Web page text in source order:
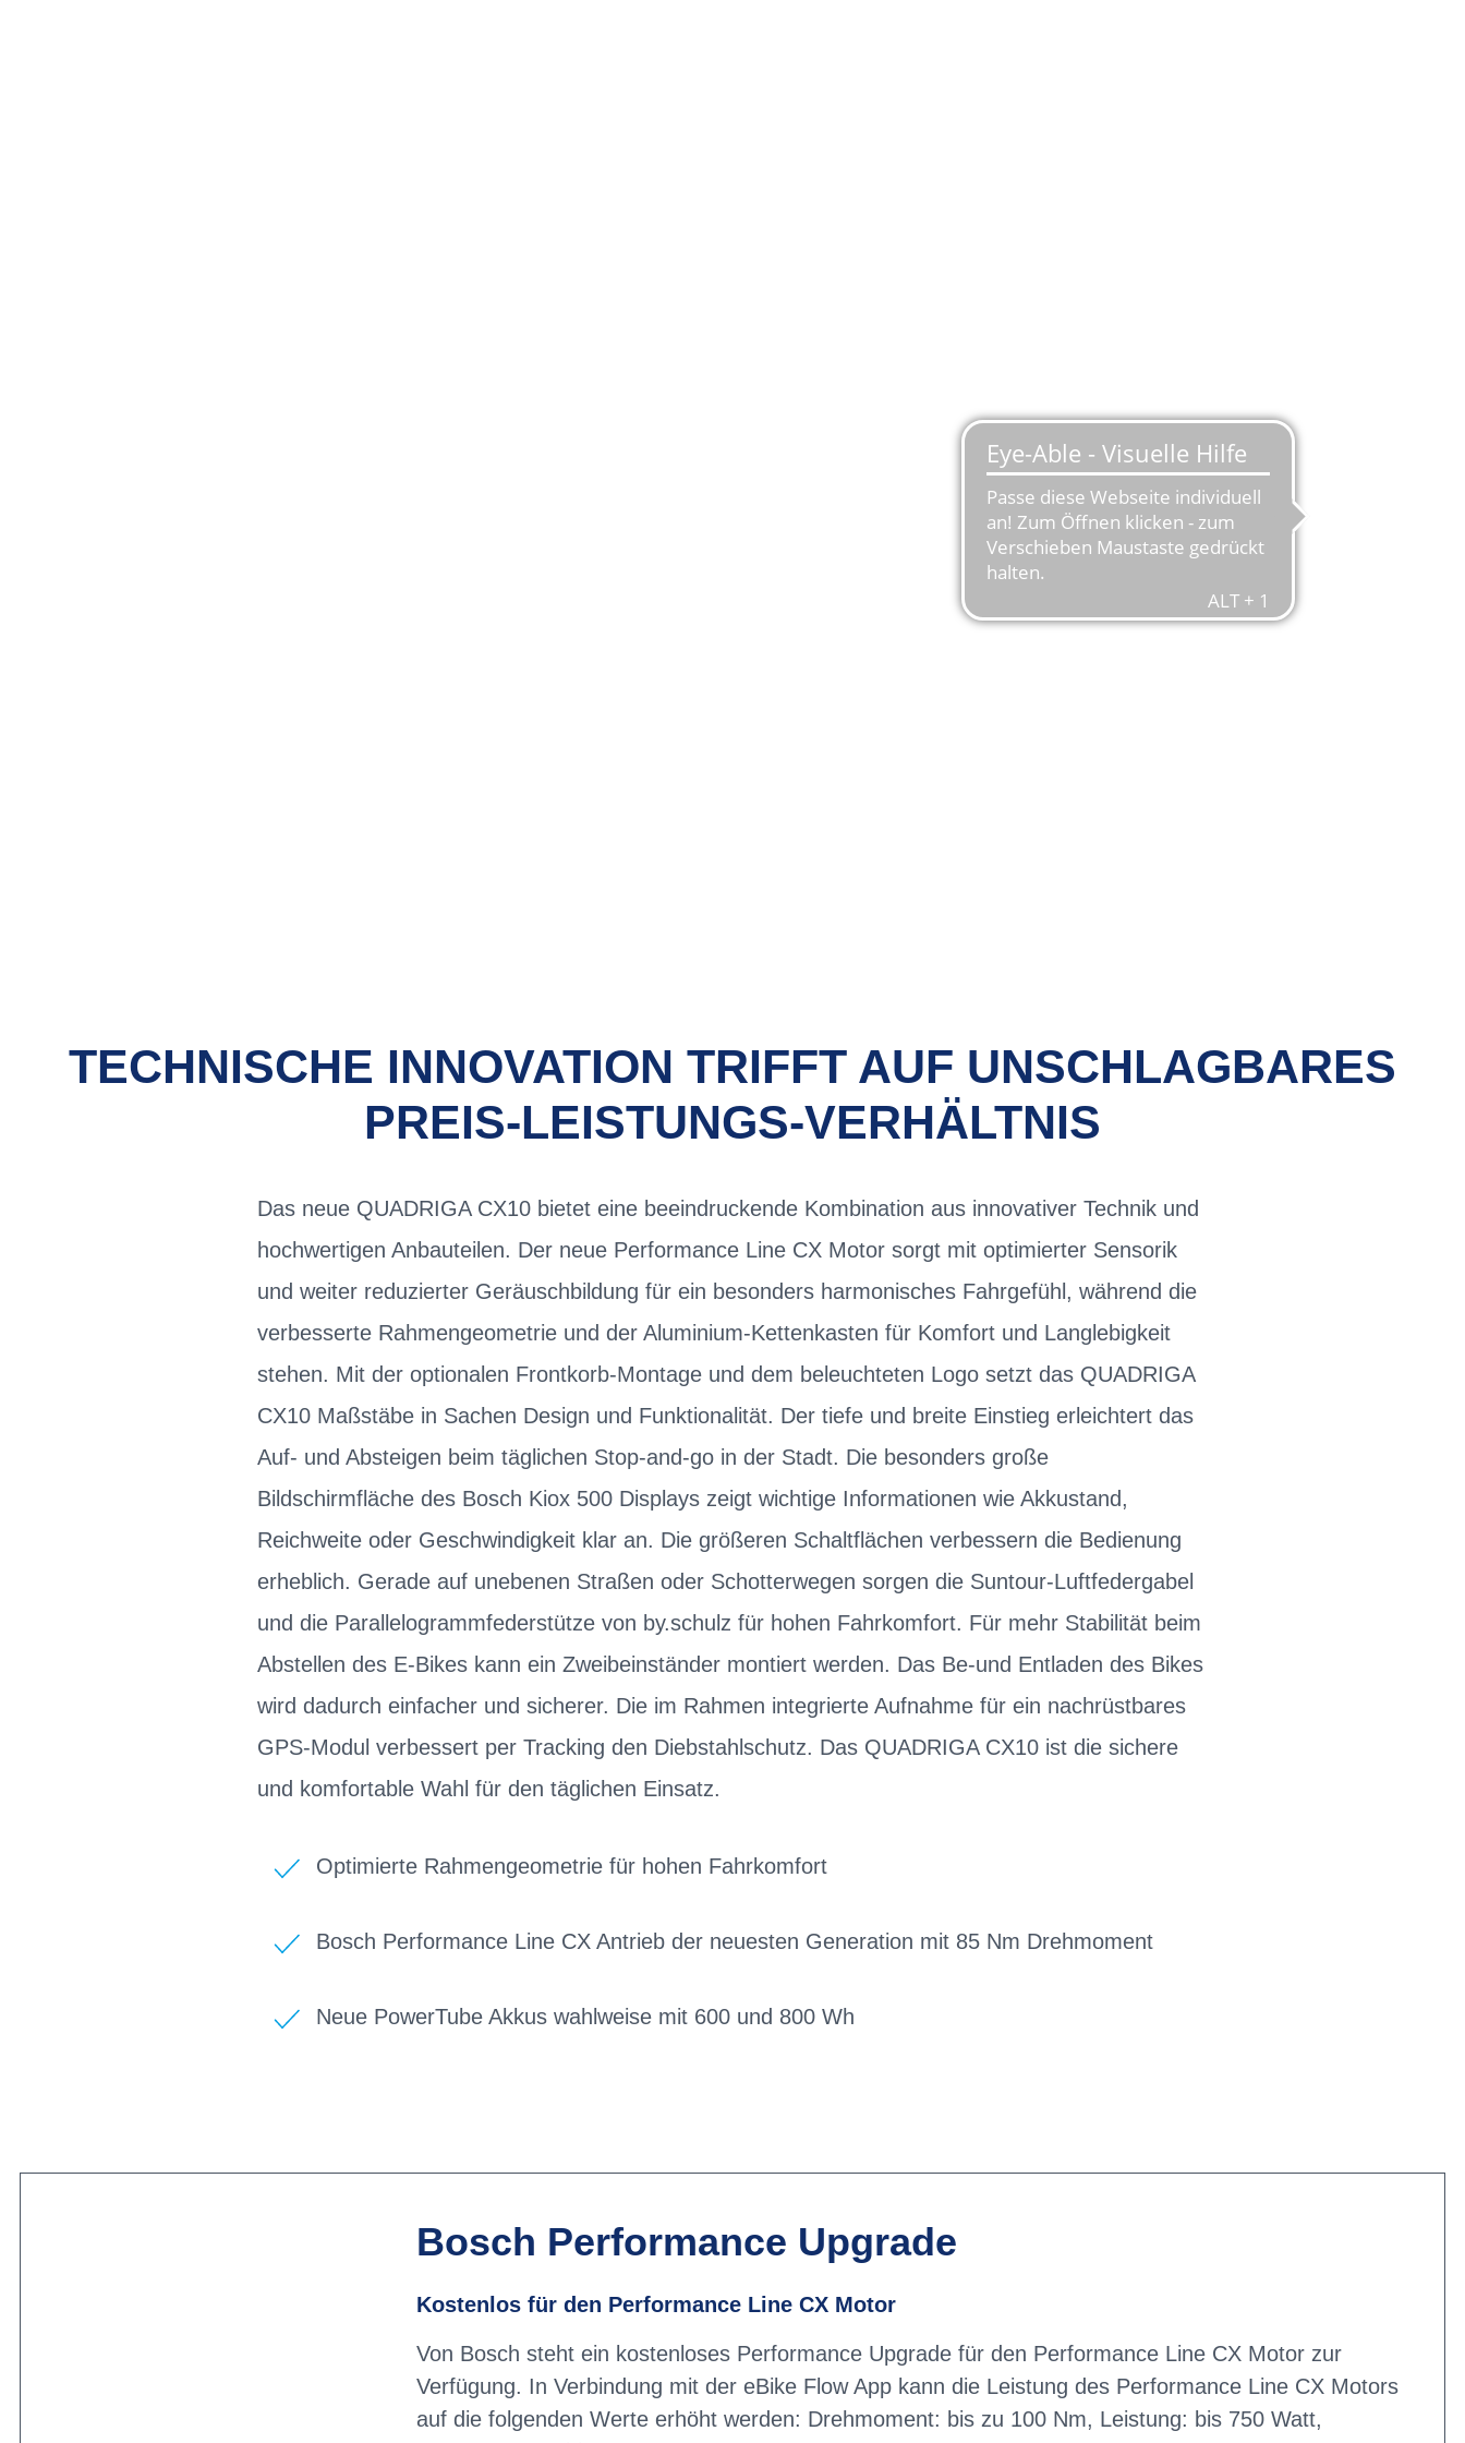
TECHNISCHE INNOVATION TRIFFT AUF UNSCHLAGBARES
PREIS-LEISTUNGS-VERHÄLTNIS
Das neue QUADRIGA CX10 bietet eine beeindruckende Kombination aus innovativer Technik und
hochwertigen Anbauteilen. Der neue Performance Line CX Motor sorgt mit optimierter Sensorik
und weiter reduzierter Geräuschbildung für ein besonders harmonisches Fahrgefühl, während die
verbesserte Rahmengeometrie und der Aluminium-Kettenkasten für Komfort und Langlebigkeit
stehen. Mit der optionalen Frontkorb-Montage und dem beleuchteten Logo setzt das QUADRIGA
CX10 Maßstäbe in Sachen Design und Funktionalität. Der tiefe und breite Einstieg erleichtert das
Auf- und Absteigen beim täglichen Stop-and-go in der Stadt. Die besonders große
Bildschirmfläche des Bosch Kiox 500 Displays zeigt wichtige Informationen wie Akkustand,
Reichweite oder Geschwindigkeit klar an. Die größeren Schaltflächen verbessern die Bedienung
erheblich. Gerade auf unebenen Straßen oder Schotterwegen sorgen die Suntour-Luftfedergabel
und die Parallelogrammfederstütze von by.schulz für hohen Fahrkomfort. Für mehr Stabilität beim
Abstellen des E-Bikes kann ein Zweibeinständer montiert werden. Das Be-und Entladen des Bikes
wird dadurch einfacher und sicherer. Die im Rahmen integrierte Aufnahme für ein nachrüstbares
GPS-Modul verbessert per Tracking den Diebstahlschutz. Das QUADRIGA CX10 ist die sichere
und komfortable Wahl für den täglichen Einsatz.
Optimierte Rahmengeometrie für hohen Fahrkomfort
Bosch Performance Line CX Antrieb der neuesten Generation mit 85 Nm Drehmoment
Neue PowerTube Akkus wahlweise mit 600 und 800 Wh
Bosch Performance Upgrade
Kostenlos für den Performance Line CX Motor
Von Bosch steht ein kostenloses Performance Upgrade für den Performance Line CX Motor zur
Verfügung. In Verbindung mit der eBike Flow App kann die Leistung des Performance Line CX Motors
auf die folgenden Werte erhöht werden: Drehmoment: bis zu 100 Nm, Leistung: bis 750 Watt,